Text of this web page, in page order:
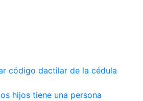
código dactilar de la cédula
hijos tiene una persona